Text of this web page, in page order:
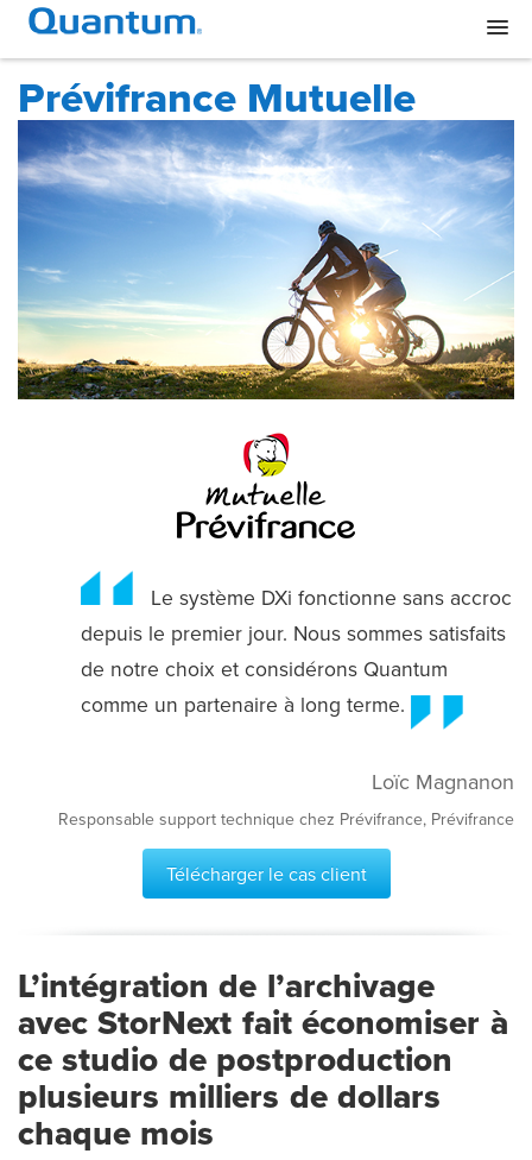
Prévifrance Mutuelle
Le système DXi fonctionne sans accroc
depuis le premier jour. Nous sommes satisfaits
de notre choix et considérons Quantum
comme un partenaire à long terme.
Loïc Magnanon
Responsable support technique chez Prévifrance, Prévifrance
Télécharger le cas client
L’intégration de l’archivage
avec StorNext fait économiser à
ce studio de postproduction
plusieurs milliers de dollars
chaque mois